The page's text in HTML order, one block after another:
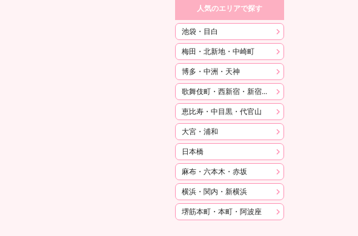
人気のエリアで探す
池袋・目白
梅田・北新地・中崎町
博多・中洲・天神
歌舞伎町・西新宿・新宿御苑
恵比寿・中目黒・代官山
大宮・浦和
日本橋
麻布・六本木・赤坂
横浜・関内・新横浜
堺筋本町・本町・阿波座